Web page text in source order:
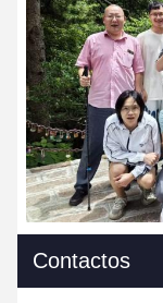
Contactos